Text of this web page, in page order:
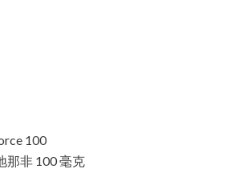
100
那非 100毫克